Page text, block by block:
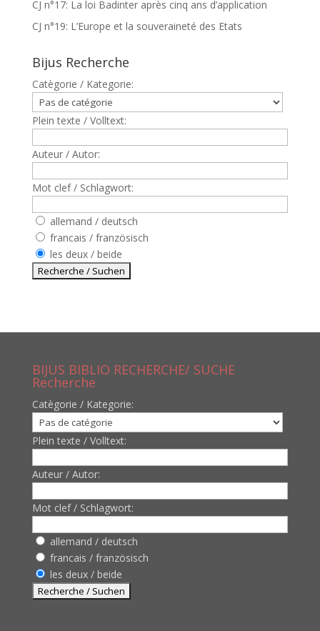
CJ n°17: La loi Badinter après cinq ans d’application
CJ n°19: L’Europe et la souveraineté des Etats
Bijus Recherche
Catègorie / Kategorie:
Plein texte / Volltext:
Auteur / Autor:
Mot clef / Schlagwort:
allemand / deutsch
francais / französisch
les deux / beide
BIJUS BIBLIO RECHERCHE/ SUCHE
Recherche
Catègorie / Kategorie:
Plein texte / Volltext:
Auteur / Autor:
Mot clef / Schlagwort:
allemand / deutsch
francais / französisch
les deux / beide